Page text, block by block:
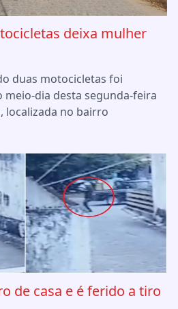
deixa mulher
duas motocicletas foi
dia desta segunda-feira
localizada no bairro
de casa e é ferido a tiro